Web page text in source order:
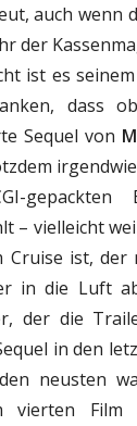
auch wenn
der
ist es
dass
Sequel von
gepackten
– vielleicht
Cruise ist, der
in die Luft
der die
in den
neusten
vierten